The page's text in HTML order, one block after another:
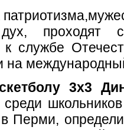
проходят
к службе
3x3
Перми,